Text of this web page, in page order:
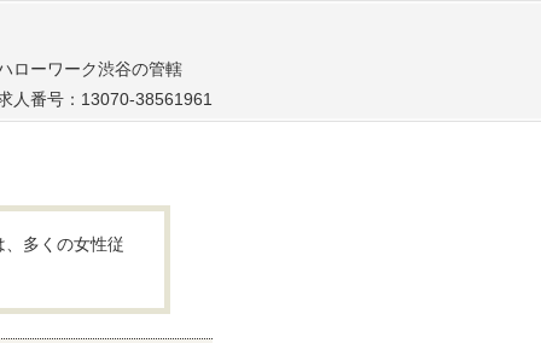
ローワーク渋谷の管轄
人番号：13070-38561961
多くの女性従